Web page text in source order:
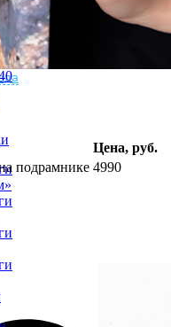
миру
Цена, руб.
подрамнике 4990